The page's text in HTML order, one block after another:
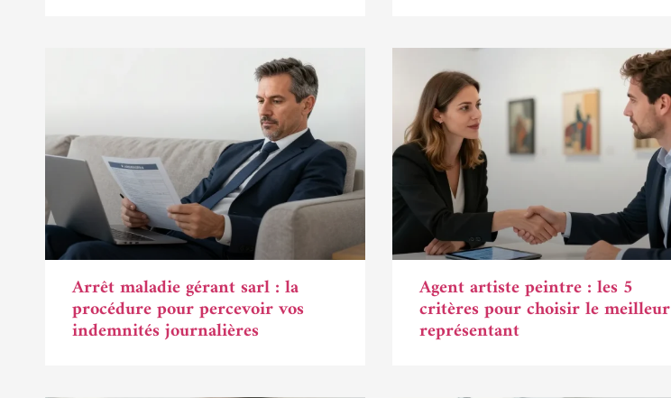
Arrêt maladie gérant sarl : la
procédure pour percevoir vos
indemnités journalières
Agent artiste peintre : les 5
critères pour choisir le meilleur
représentant